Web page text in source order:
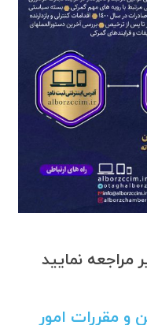
نمایید
و مقررات امور